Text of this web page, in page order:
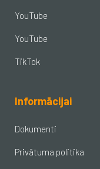
YouTube
YouTube
TikTok
Informācijai
Dokumenti
Privātuma politika